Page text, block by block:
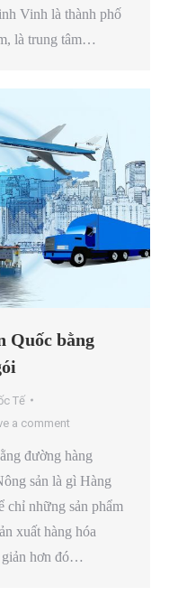
Vinh là thành phố
là trung tâm…
Quốc bằng
Tế
a comment
đường hàng
sản là gì Hàng
chỉ những sản phẩm
xuất hàng hóa
giản hơn đó…